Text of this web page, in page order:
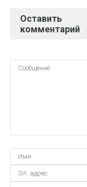
Оставить
комментарий